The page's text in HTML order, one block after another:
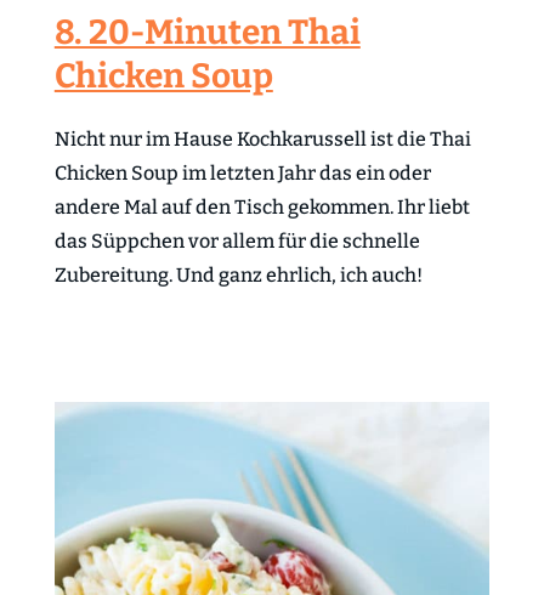
8. 20-Minuten Thai
Chicken Soup
Nicht nur im Hause Kochkarussell ist die Thai
Chicken Soup im letzten Jahr das ein oder
andere Mal auf den Tisch gekommen. Ihr liebt
das Süppchen vor allem für die schnelle
Zubereitung. Und ganz ehrlich, ich auch!